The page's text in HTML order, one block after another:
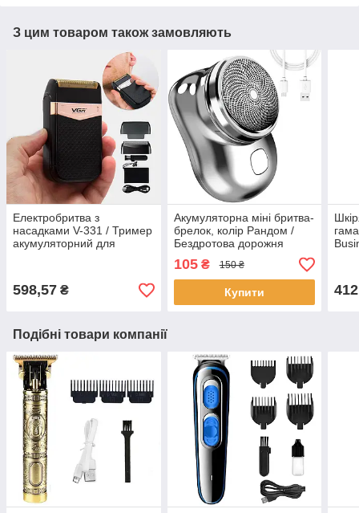
З цим товаром також замовляють
Електробритва з
насадками V-331 / Тример
акумуляторний для
598,57 ₴
Акумуляторна міні бритва-
брелок, колір Рандом /
Бездротова дорожня
бритва / Електробритва на
акумуляторі
105₴ 150 ₴
Купити
Подібні товари компанії